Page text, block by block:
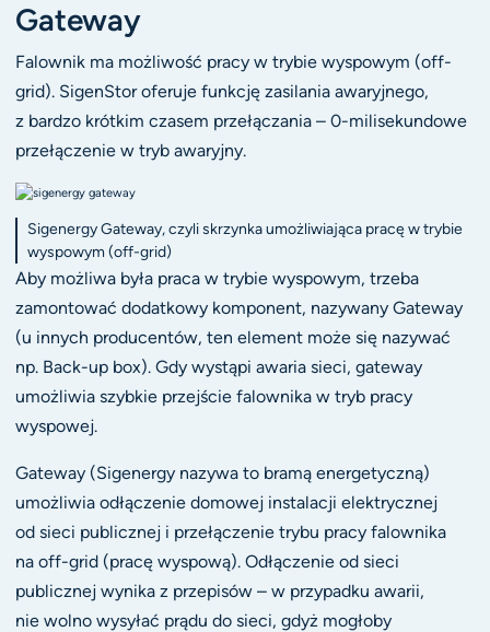
Gateway
Falownik ma możliwość pracy w trybie wyspowym (off-
grid). SigenStor oferuje funkcję zasilania awaryjnego,
z bardzo krótkim czasem przełączania – 0-milisekundowe
przełączenie w tryb awaryjny.
Sigenergy Gateway, czyli skrzynka umożliwiająca pracę w trybie
wyspowym (off-grid)
Aby możliwa była praca w trybie wyspowym, trzeba
zamontować dodatkowy komponent, nazywany Gateway
(u innych producentów, ten element może się nazywać
np. Back-up box). Gdy wystąpi awaria sieci, gateway
umożliwia szybkie przejście falownika w tryb pracy
wyspowej.
Gateway (Sigenergy nazywa to bramą energetyczną)
umożliwia odłączenie domowej instalacji elektrycznej
od sieci publicznej i przełączenie trybu pracy falownika
na off-grid (pracę wyspową). Odłączenie od sieci
publicznej wynika z przepisów – w przypadku awarii,
nie wolno wysyłać prądu do sieci, gdyż mogłoby